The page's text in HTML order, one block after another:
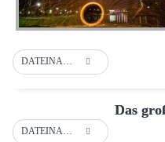
Das